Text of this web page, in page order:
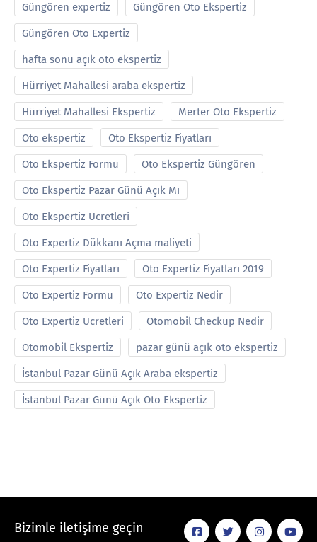
Güngören expertiz Güngören Oto Ekspertiz
Güngören Oto Expertiz
hafta sonu açık oto ekspertiz
Hürriyet Mahallesi araba ekspertiz
Hürriyet Mahallesi Ekspertiz Merter Oto Ekspertiz
Oto ekspertiz Oto Ekspertiz Fiyatları
Oto Ekspertiz Formu Oto Ekspertiz Güngören
Oto Ekspertiz Pazar Günü Açık Mı
Oto Ekspertiz Ucretleri
Oto Expertiz Dükkanı Açma maliyeti
Oto Expertiz Fiyatları Oto Expertiz Fiyatları 2019
Oto Expertiz Formu Oto Expertiz Nedir
Oto Expertiz Ucretleri Otomobil Checkup Nedir
Otomobil Ekspertiz pazar günü açık oto ekspertiz
İstanbul Pazar Günü Açık Araba ekspertiz
İstanbul Pazar Günü Açık Oto Ekspertiz
Bizimle iletişime geçin